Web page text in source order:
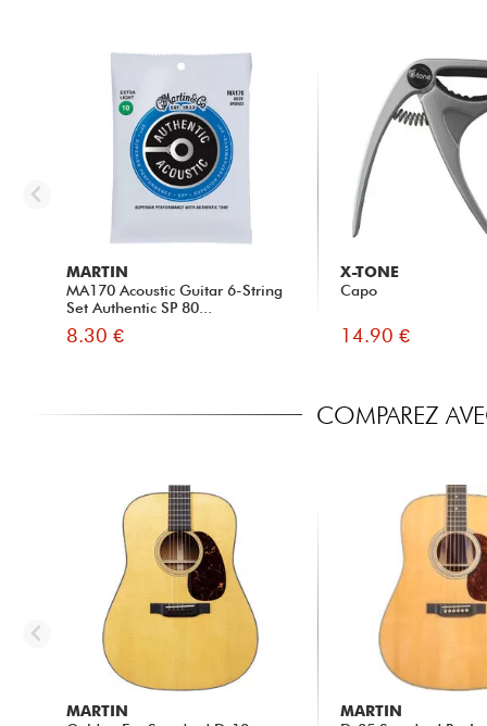
MARTIN
MA170 Acoustic Guitar 6-String
Set Authentic SP 80...
8.30 €
X-TONE
Capo
14.90 €
COMPAREZ
MARTIN
MARTIN